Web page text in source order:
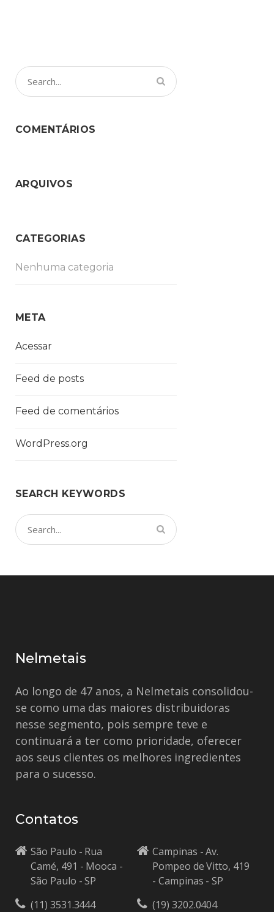
COMENTÁRIOS
ARQUIVOS
CATEGORIAS
Nenhuma categoria
META
Acessar
Feed de posts
Feed de comentários
WordPress.org
SEARCH KEYWORDS
Nelmetais
Ao longo de 47 anos, a Nelmetais consolidou-
se como uma das maiores distribuidoras
nesse segmento, pois sempre teve e
continuará a ter como prioridade, oferecer
aos seus clientes os melhores ingredientes
para o sucesso.
Contatos
São Paulo - Rua
Camé, 491 - Mooca -
São Paulo - SP
(11) 3531.3444
Campinas - Av.
Pompeo de Vitto, 419
- Campinas - SP
(19) 3202.0404